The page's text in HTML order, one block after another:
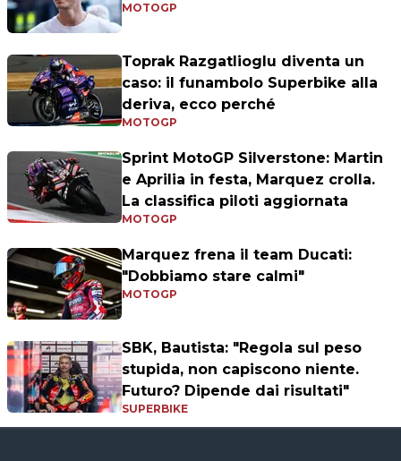
MOTOGP
Toprak Razgatlioglu diventa un
caso: il funambolo Superbike alla
deriva, ecco perché
MOTOGP
Sprint MotoGP Silverstone: Martin
e Aprilia in festa, Marquez crolla.
La classifica piloti aggiornata
MOTOGP
Marquez frena il team Ducati:
"Dobbiamo stare calmi"
MOTOGP
SBK, Bautista: "Regola sul peso
stupida, non capiscono niente.
Futuro? Dipende dai risultati"
SUPERBIKE